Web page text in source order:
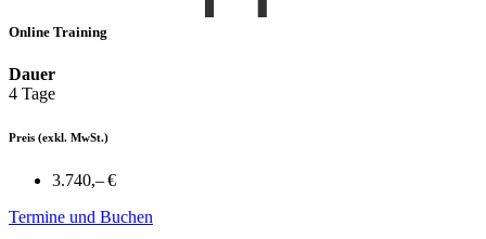
Online Training
Dauer
4 Tage
Preis (exkl. MwSt.)
3.740,– €
Termine und Buchen